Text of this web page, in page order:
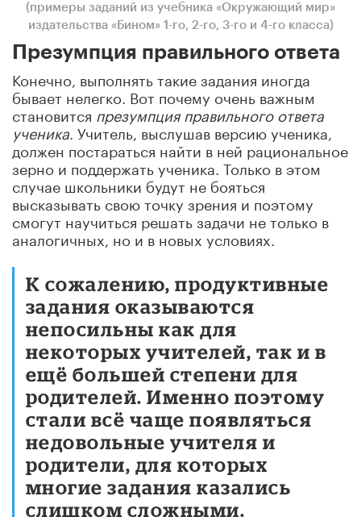
(примеры заданий из учебника «Окружающий мир»
издательства «Бином» 1-го, 2-го, 3-го и 4-го класса)
Презумпция правильного ответа
Конечно, выполнять такие задания иногда
бывает нелегко. Вот почему очень важным
становится презумпция правильного ответа
ученика . Учитель, выслушав версию ученика,
должен постараться найти в ней рациональное
зерно и поддержать ученика. Только в этом
случае школьники будут не бояться
высказывать свою точку зрения и поэтому
смогут научиться решать задачи не только в
аналогичных, но и в новых условиях.
К сожалению, продуктивные
задания оказываются
непосильны как для
некоторых учителей, так и в
ещё большей степени для
родителей. Именно поэтому
стали всё чаще появляться
недовольные учителя и
родители, для которых
многие задания казались
слишком сложными.